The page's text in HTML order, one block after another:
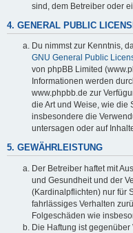
sind, dem Betreiber oder
4. GENERAL PUBLIC
Du nimmst zur Kenntnis,
GNU General Public
von phpBB Limited
Informationen werden
www.phpbb.de zur
die Art und Weise, wie die
insbesondere die
untersagen oder auf
5. GEWÄHRLEISTUNG
Der Betreiber haftet mit
und Gesundheit und der
(Kardinalpflichten) nur für
fahrlässiges Verhalten
Folgeschäden wie
Die Haftung ist